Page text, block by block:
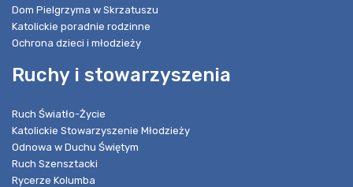
Dom Pielgrzyma w Skrzatuszu
Katolickie poradnie rodzinne
Ochrona dzieci i młodzieży
Ruchy i stowarzyszenia
Ruch Światło-Życie
Katolickie Stowarzyszenie Młodzieży
Odnowa w Duchu Świętym
Ruch Szensztacki
Rycerze Kolumba